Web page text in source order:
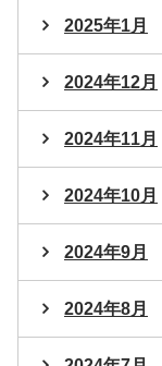
2025年1月
2024年12月
2024年11月
2024年10月
2024年9月
2024年8月